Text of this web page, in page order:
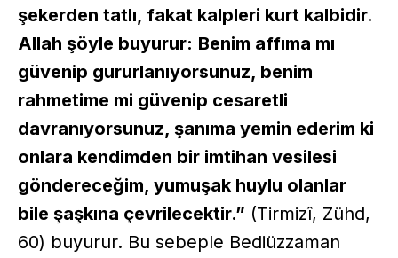
şekerden tatlı, fakat kalpleri kurt kalbidir.
Allah şöyle buyurur: Benim affıma mı
güvenip gururlanıyorsunuz, benim
rahmetime mi güvenip cesaretli
davranıyorsunuz, şanıma yemin ederim ki
onlara kendimden bir imtihan vesilesi
göndereceğim, yumuşak huylu olanlar
bile şaşkına çevrilecektir.” (Tirmizî, Zühd,
60) buyurur. Bu sebeple Bediüzzaman